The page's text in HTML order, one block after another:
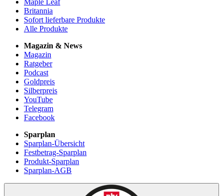
Maple Leaf
Britannia
Sofort lieferbare Produkte
Alle Produkte
Magazin & News
Magazin
Ratgeber
Podcast
Goldpreis
Silberpreis
YouTube
Telegram
Facebook
Sparplan
Sparplan-Übersicht
Festbetrag-Sparplan
Produkt-Sparplan
Sparplan-AGB